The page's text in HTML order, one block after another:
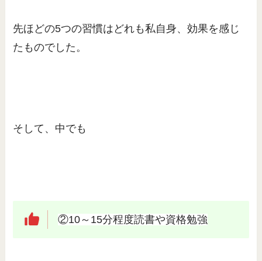
先ほどの5つの習慣はどれも私自身、効果を感じ
たものでした。
そして、中でも
②10～15分程度読書や資格勉強